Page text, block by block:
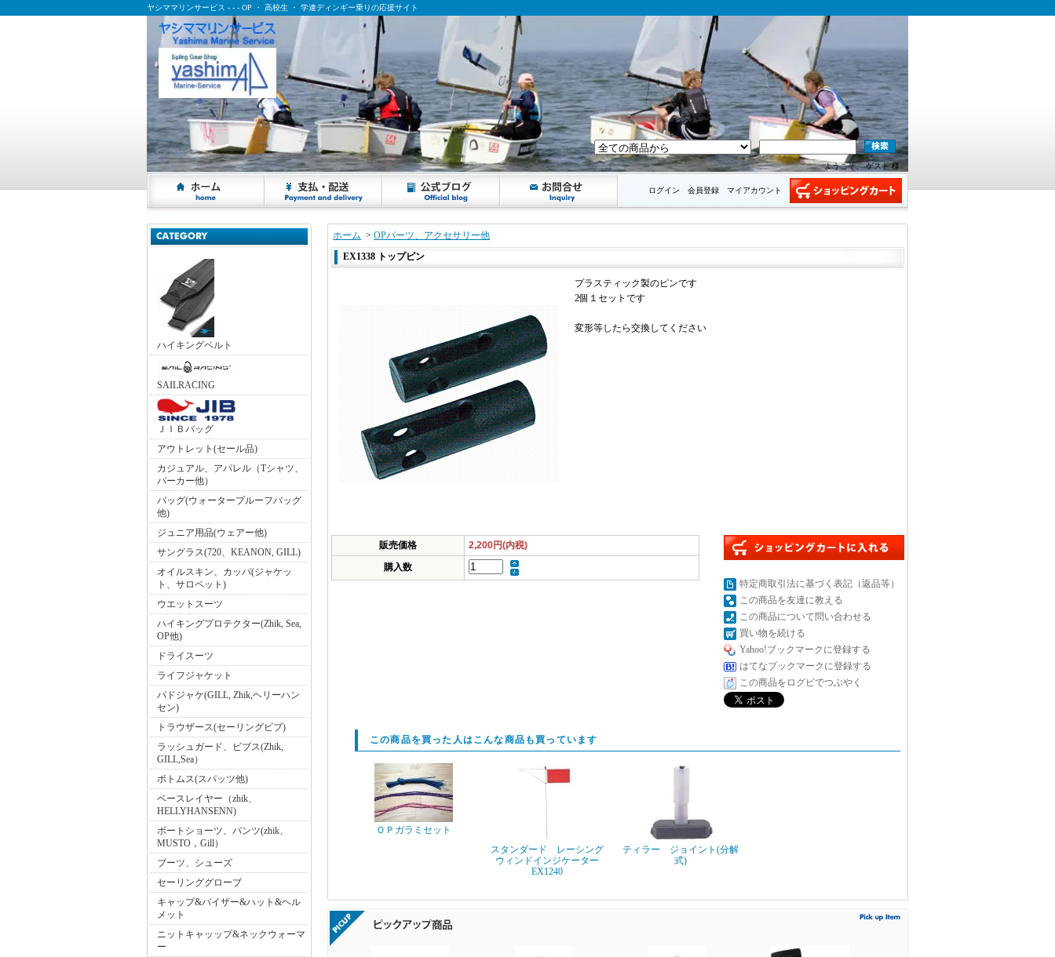
ヤシママリンサービス - - - OP ・ 高校生 ・ 学連ディンギー乗りの応援サイト
ようこそ、 ゲスト 様
マイアカウント
会員登録
ログイン
ハイキングベルト
SAILRACING
ＪＩＢバッグ
アウトレット(セール品)
カジュアル、アパレル（Tシャツ、
パーカー他）
バッグ(ウォータープルーフバッグ
他)
ジュニア用品(ウェアー他)
サングラス(720、KEANON, GILL)
オイルスキン、カッパ(ジャケッ
ト、サロペット)
ウエットスーツ
ハイキングプロテクター(Zhik, Sea,
OP他)
ドライスーツ
ライフジャケット
パドジャケ(GILL, Zhik,ヘリーハン
セン)
トラウザース(セーリングビブ)
ラッシュガード、ビブス(Zhik,
GILL,Sea）
ボトムス(スパッツ他)
ベースレイヤー（zhik、
HELLYHANSENN)
ボートショーツ、パンツ(zhik、
MUSTO，Gill）
ブーツ、シューズ
セーリンググローブ
キャップ&バイザー&ハット&ヘル
メット
ニットキャッップ&ネックウォーマ
ー
ホーム > OPパーツ、アクセサリー他
EX1338 トップピン
プラスティック製のピンです
2個１セットです
変形等したら交換してください
販売価格
2,200円(内税)
購入数
特定商取引法に基づく表記（返品等）
この商品を友達に教える
この商品について問い合わせる
買い物を続ける
Yahoo!ブックマークに登録する
はてなブックマークに登録する
この商品をログピでつぶやく
この商品を買った人はこんな商品も買っています
ＯＰガラミセット
スタンダード レーシング
ウィンドインジケーター
EX1240
ティラー ジョイント(分解
式)